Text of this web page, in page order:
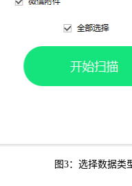
图3：选择数据类